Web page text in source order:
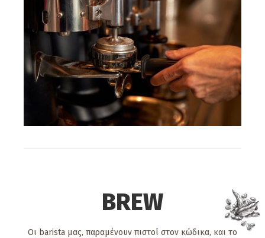
BREW
Οι barista μας, παραμένουν πιστοί στον κώδικα, και το